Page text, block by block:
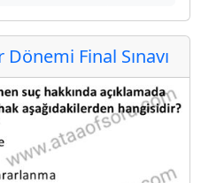
Final Sınavı